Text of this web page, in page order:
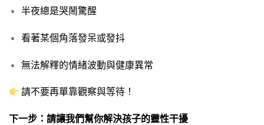
半夜總是哭鬧驚醒
看著某個角落發呆或發抖
無法解釋的情緒波動與健康異常
請不要再單靠觀察與等待！
下一步：請讓我們幫你解決孩子的靈性干擾